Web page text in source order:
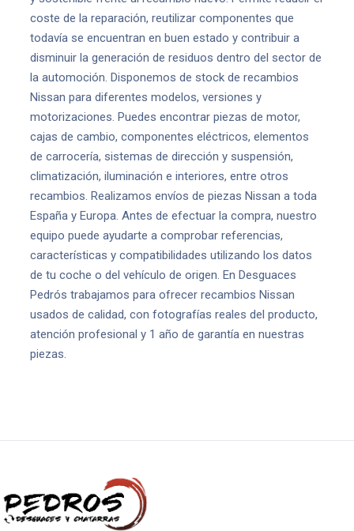
coste de la reparación, reutilizar componentes que
todavía se encuentran en buen estado y contribuir a
disminuir la generación de residuos dentro del sector de
la automoción. Disponemos de stock de recambios
Nissan para diferentes modelos, versiones y
motorizaciones. Puedes encontrar piezas de motor,
cajas de cambio, componentes eléctricos, elementos
de carrocería, sistemas de dirección y suspensión,
climatización, iluminación e interiores, entre otros
recambios. Realizamos envíos de piezas Nissan a toda
España y Europa. Antes de efectuar la compra, nuestro
equipo puede ayudarte a comprobar referencias,
características y compatibilidades utilizando los datos
de tu coche o del vehículo de origen. En Desguaces
Pedrós trabajamos para ofrecer recambios Nissan
usados de calidad, con fotografías reales del producto,
atención profesional y 1 año de garantía en nuestras
piezas.